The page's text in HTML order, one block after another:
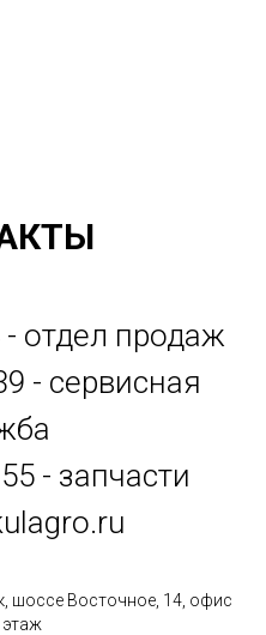
- отдел продаж
- сервисная
- запчасти
шоссе Восточное, 14, офис
этаж